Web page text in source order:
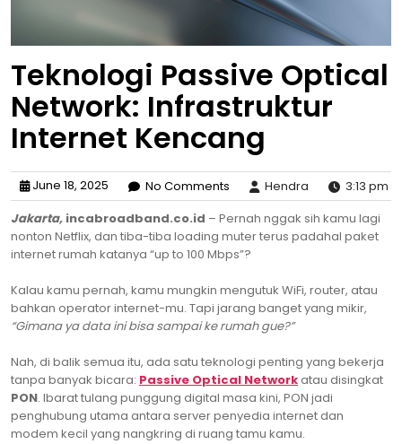
Teknologi Passive Optical
Network: Infrastruktur
Internet Kencang
June 18, 2025 No Comments Hendra
3:13 pm
Jakarta, incabroadband.co.id – Pernah nggak sih kamu lagi
nonton Netflix, dan tiba-tiba loading muter terus padahal paket
internet rumah katanya “up to 100 Mbps”?
Kalau kamu pernah, kamu mungkin mengutuk WiFi, router, atau
bahkan operator internet-mu. Tapi jarang banget yang mikir,
“Gimana ya data ini bisa sampai ke rumah gue?”
Nah, di balik semua itu, ada satu teknologi penting yang bekerja
tanpa banyak bicara: Passive Optical Networkatau disingkat
PON. Ibarat tulang punggung digital masa kini, PON jadi
penghubung utama antara server penyedia internet dan
modem kecil yang nangkring di ruang tamu kamu.